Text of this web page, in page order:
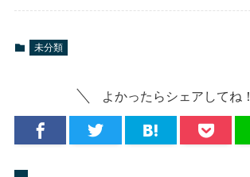
未分類
よかったらシェアしてね！